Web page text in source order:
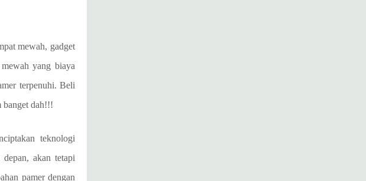
mewah, gadget
yang biaya
terpenuhi. Beli
banget dah!!!
teknologi
akan tetapi
pamer dengan